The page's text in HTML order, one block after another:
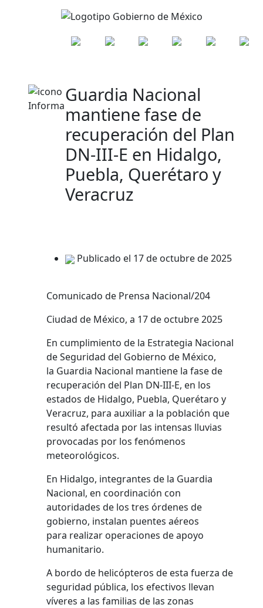
Guardia Nacional
mantiene fase de
recuperación del Plan
DN-III-E en Hidalgo,
Puebla, Querétaro y
Veracruz
Publicado el 17 de octubre de 2025
Comunicado de Prensa Nacional/204
Ciudad de México, a 17 de octubre 2025
En cumplimiento de la Estrategia Nacional
de Seguridad del Gobierno de México,
la Guardia Nacional mantiene la fase de
recuperación del Plan DN-III-E, en los
estados de Hidalgo, Puebla, Querétaro y
Veracruz, para auxiliar a la población que
resultó afectada por las intensas lluvias
provocadas por los fenómenos
meteorológicos.
En Hidalgo, integrantes de la Guardia
Nacional, en coordinación con
autoridades de los tres órdenes de
gobierno, instalan puentes aéreos
para realizar operaciones de apoyo
humanitario.
A bordo de helicópteros de esta fuerza de
seguridad pública, los efectivos llevan
víveres a las familias de las zonas